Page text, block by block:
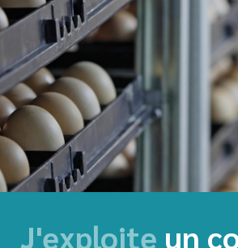
J'exploite un